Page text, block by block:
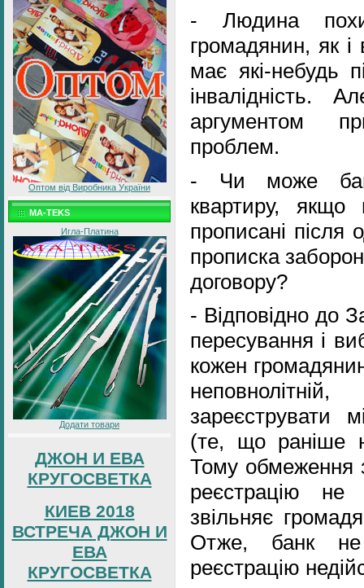
Оптом від Виробника України
MA-TEKS
Игла-Платина
Додати товари
ДЖОН И ЕВА
КРУГОСВЕТКА
КИЕВ 2018
ВСТРЕЧА ДЖОН И
ЕВА
КРУГОСВЕТКА
- Людина
громадянин, як
має які-небудь
аргументом
проблем.
- Чи може
квартиру, якщо
прописані після
прописка
договору?
- Відповідно до
пересування і
кожен
зареєструвати
(те, що раніше
Тому обмеження
реєстрацію
звільняє
Отже, банк
реєстрацію